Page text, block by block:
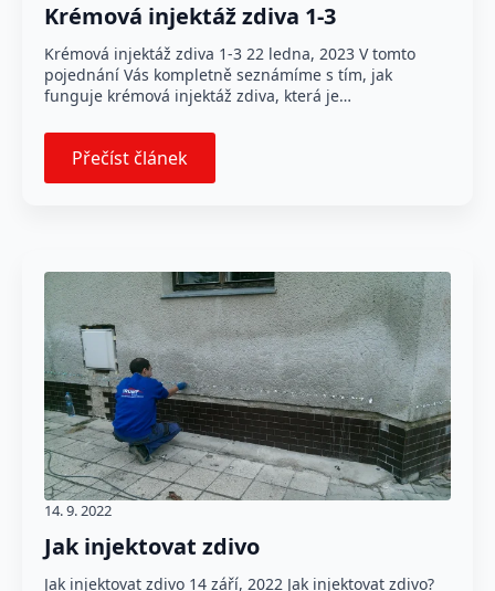
Krémová injektáž zdiva 1-3
Krémová injektáž zdiva 1-3 22 ledna, 2023 V tomto
pojednání Vás kompletně seznámíme s tím, jak
funguje krémová injektáž zdiva, která je…
Přečíst článek
Jak injektovat zdivo
14. 9. 2022
Jak injektovat zdivo 14 září, 2022 Jak injektovat zdivo?